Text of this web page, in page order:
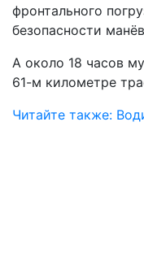
фронтального
безопасности
А около 18 часов
61-м километре
Читайте также: